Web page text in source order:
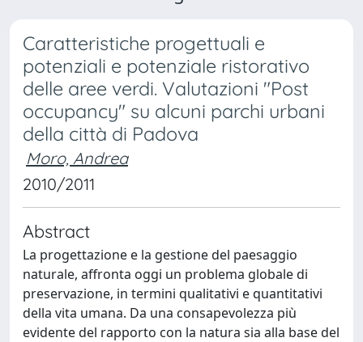
Caratteristiche progettuali e
potenziali e potenziale ristorativo
delle aree verdi. Valutazioni "Post
occupancy" su alcuni parchi urbani
della città di Padova
Moro, Andrea
2010/2011
Abstract
La progettazione e la gestione del paesaggio
naturale, affronta oggi un problema globale di
preservazione, in termini qualitativi e quantitativi
della vita umana. Da una consapevolezza più
evidente del rapporto con la natura sia alla base del